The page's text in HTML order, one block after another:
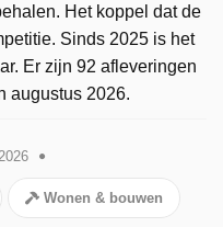
Het koppel dat de
Sinds 2025 is het
Er zijn 92 afleveringen
augustus 2026.
Wonen & bouwen